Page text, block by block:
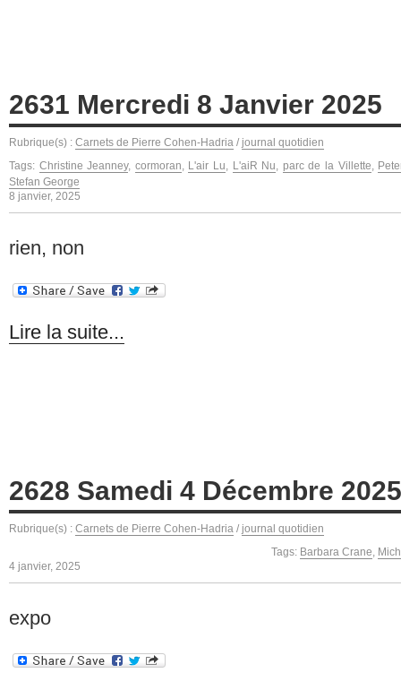
2631 Mercredi 8 Janvier 2025
Rubrique(s) : Carnets de Pierre Cohen-Hadria / journal quotidien
Tags: Christine Jeanney, cormoran L'air Lu L'aiR Nu parc de la Villette
Stefan George
8 janvier, 2025
rien, non
Lire la suite...
2628 Samedi 4 Décembre 2025
Rubrique(s) : Carnets de Pierre Cohen-Hadria / journal quotidien
Tags: Barbara Crane
4 janvier, 2025
expo